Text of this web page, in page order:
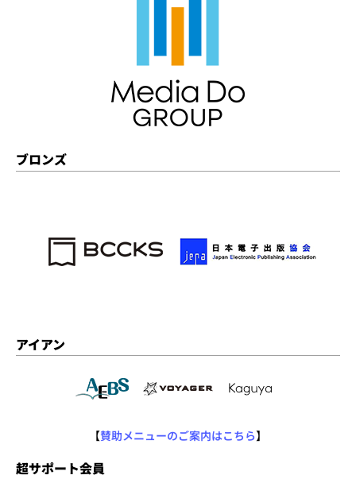
ブロンズ
アイアン
【賛助メニューのご案内はこちら】
超サポート会員